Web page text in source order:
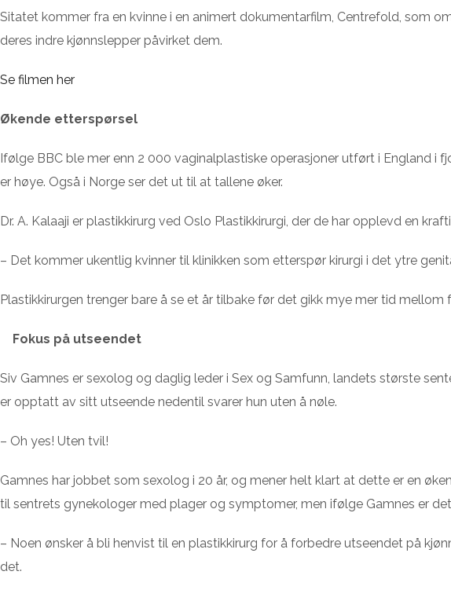
Sitatet kommer fra en kvinne i en animert dokumentarfilm, Centrefold, som
deres indre kjønnslepper påvirket dem.
Se filmen her
Økende etterspørsel
Ifølge BBC ble mer enn 2 000 vaginalplastiske operasjoner utført i England i
er høye. Også i Norge ser det ut til at tallene øker.
Dr. A. Kalaaji er plastikkirurg ved Oslo Plastikkirurgi, der de har opplevd en
– Det kommer ukentlig kvinner til klinikken som etterspør kirurgi i det ytre
Plastikkirurgen trenger bare å se et år tilbake før det gikk mye mer tid mellom
Fokus på utseendet
Siv Gamnes er sexolog og daglig leder i Sex og Samfunn, landets største
er opptatt av sitt utseende nedentil svarer hun uten å nøle.
– Oh yes! Uten tvil!
Gamnes har jobbet som sexolog i 20 år, og mener helt klart at dette er en
til sentrets gynekologer med plager og symptomer, men ifølge Gamnes er
– Noen ønsker å bli henvist til en plastikkirurg for å forbedre utseendet på
det.